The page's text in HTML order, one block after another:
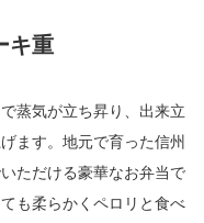
キ重
蒸気が立ち昇り、出来立
ます。地元で育った信州
ただける豪華なお弁当で
も柔らかくペロリと食べ